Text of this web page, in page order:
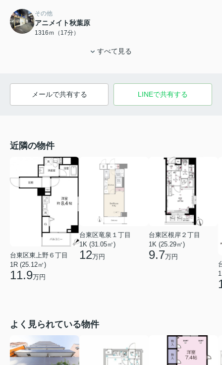
その他
アニメイト秋葉原
1316ｍ（17分）
すべて見る
メールで共有する LINEで共有する
近隣の物件
台東区東上野６丁目
1R (25.12㎡)
11.9万円
台東区竜泉１丁目
1K (31.05㎡)
12万円
台東区根岸２丁目
1K (25.29㎡)
9.7万円
よく見られている物件